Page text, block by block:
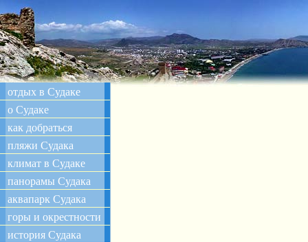
отдых в Судаке
о Судаке
как добраться
пляжи Судака
климат в Судаке
панорамы Судака
аквапарк Судака
горы и окрестности
история Судака